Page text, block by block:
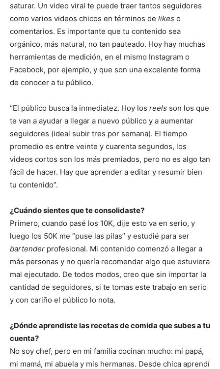
saturar. Un video viral te puede traer tantos seguidores
como varios videos chicos en términos de likes o
comentarios. Es importante que tu contenido sea
orgánico, más natural, no tan pauteado. Hoy hay muchas
herramientas de medición, en el mismo Instagram o
Facebook, por ejemplo, y que son una excelente forma
de conocer a tu público.
“El público busca la inmediatez. Hoy los reels son los que
te van a ayudar a llegar a nuevo público y a aumentar
seguidores (ideal subir tres por semana). El tiempo
promedio es entre veinte y cuarenta segundos, los
videos cortos son los más premiados, pero no es algo tan
fácil de hacer. Hay que aprender a editar y resumir bien
tu contenido”.
¿Cuándo sientes que te consolidaste?
Primero, cuando pasé los 10K, dije esto va en serio, y
luego los 50K me “puse las pilas” y estudié para ser
bartender profesional. Mi contenido comenzó a llegar a
más personas y no quería recomendar algo que estuviera
mal ejecutado. De todos modos, creo que sin importar la
cantidad de seguidores, si te tomas este trabajo en serio
y con cariño el público lo nota.
¿Dónde aprendiste las recetas de comida que subes a tu
cuenta?
No soy chef, pero en mi familia cocinan mucho: mi papá,
mi mamá, mi abuela y mis hermanas. Desde chica aprendí